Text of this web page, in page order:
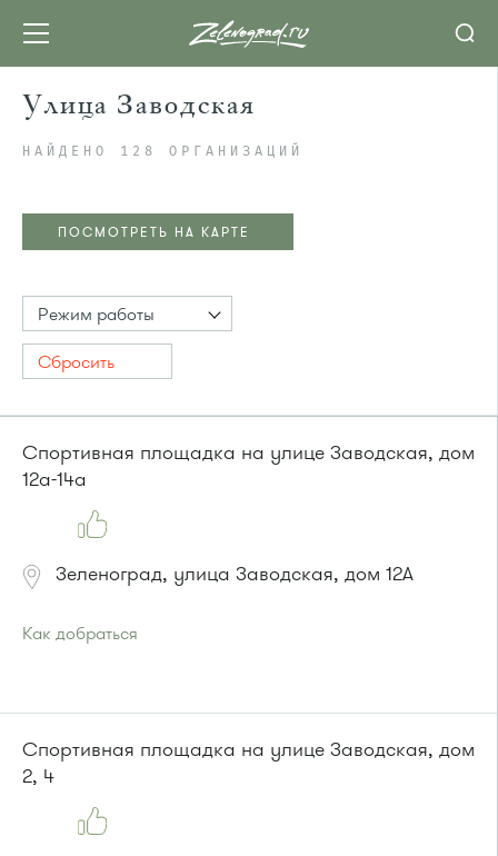
Улица Заводская
НАЙДЕНО 128 ОРГАНИЗАЦИЙ
ПОСМОТРЕТЬ НА КАРТЕ
Режим работы
Сбросить
Спортивная площадка на улице Заводская, дом
12а-14а
Зеленоград, улица Заводская, дом 12А
Как добраться
Маршрутка № 460м
или до остановки"Улица 1-го Мая":
Автобусы № 28, 32.
Спортивная площадка на улице Заводская, дом
2, 4